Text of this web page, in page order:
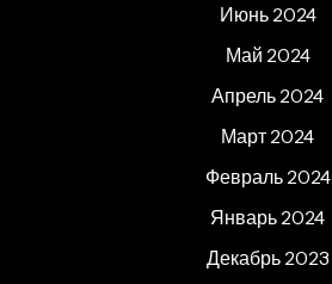
Июнь 2024
Май 2024
Апрель 2024
Март 2024
Февраль 2024
Январь 2024
Декабрь 2023